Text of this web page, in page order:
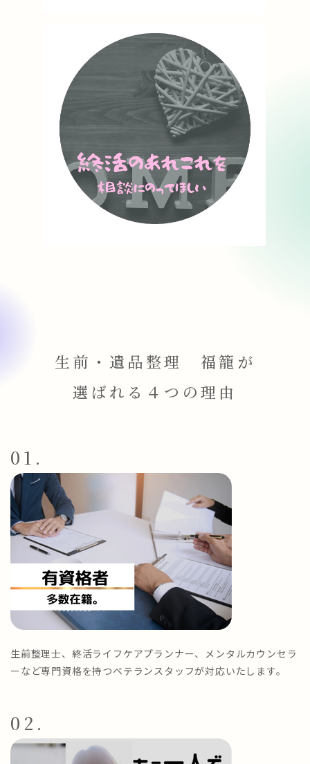
生前・遺品整理 福籠が
選ばれる４つの理由
01.
生前整理士、終活ライフケアプランナー、メンタルカウンセラ
ーなど専門資格を持つベテランスタッフが対応いたします。
02.